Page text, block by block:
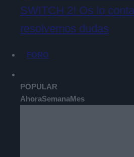
SWITCH 2! Os lo
resolvemos dudas
FORO
POPULAR
AhoraSemanaMes